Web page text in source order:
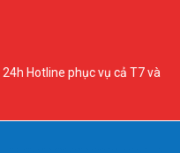
Hotline phục vụ cả T7 và